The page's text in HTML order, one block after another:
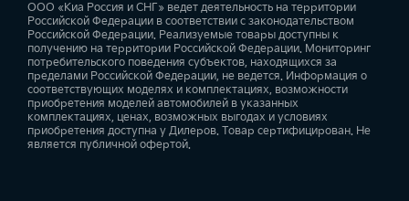
ООО «Киа Россия и СНГ» ведет деятельность на территории
Российской Федерации в соответствии с законодательством
Российской Федерации. Реализуемые товары доступны к
получению на территории Российской Федерации. Мониторинг
потребительского поведения субъектов, находящихся за
пределами Российской Федерации, не ведется. Информация о
соответствующих моделях и комплектациях, возможности
приобретения моделей автомобилей в указанных
комплектациях, ценах, возможных выгодах и условиях
приобретения доступна у Дилеров. Товар сертифицирован. Не
является публичной офертой.